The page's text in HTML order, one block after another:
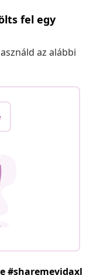
fel egy
az alábbi
#sharemevidaxl